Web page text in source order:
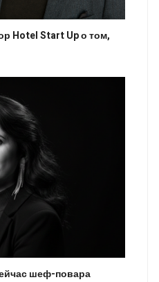
Hotel Start Up о том,
шеф-повара